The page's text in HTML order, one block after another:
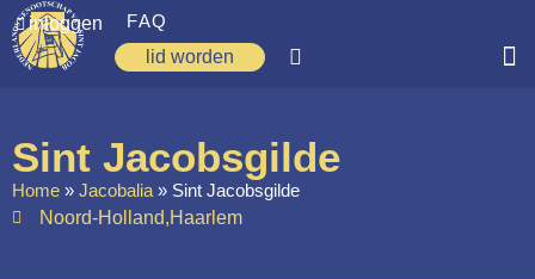
inloggen
FAQ
lid worden
Zoeken
Over ons
Sint Jacobsgilde
Home » Jacobalia » Sint Jacobsgilde
Noord-Holland,Haarlem